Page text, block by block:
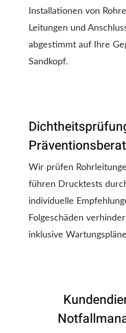
Installationen von
Leitungen und
abgestimmt auf Ihre
Sandkopf.
Wir prüfen
führen Drucktests
individuelle
Folgeschäden
inklusive